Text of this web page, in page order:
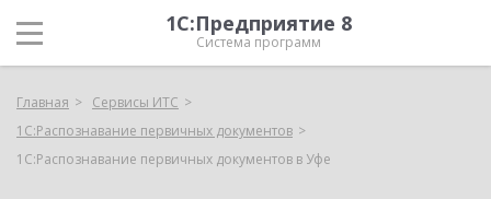
1С:Предприятие 8
Система программ
Главная
Сервисы ИТС
1С:Распознавание первичных документов
1С:Распознавание первичных документов в Уфе